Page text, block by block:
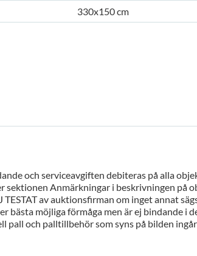
330x150 cm
och serviceavgiften debiteras på alla
sektionen Anmärkningar i beskrivningen på
TESTAT av auktionsfirman om inget annat
bästa möjliga förmåga men är ej bindande i
pall och palltillbehör som syns på bilden